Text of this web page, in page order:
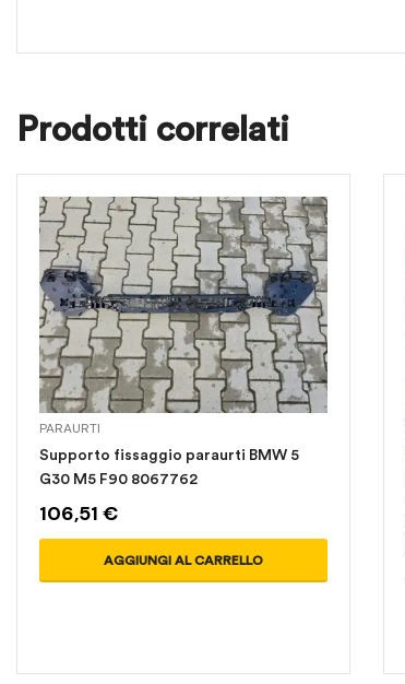
Prodotti correlati
PARAURTI
Supporto fissaggio paraurti BMW 5
G30 M5 F90 8067762
106,51 €
AGGIUNGI AL CARRELLO